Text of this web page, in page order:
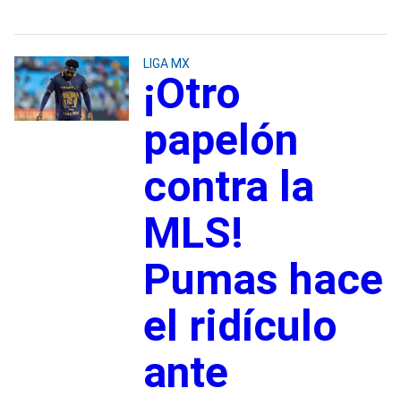
LIGA MX
¡Otro
papelón
contra la
MLS!
Pumas hace
el ridículo
ante